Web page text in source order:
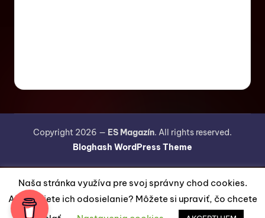
Copyright 2026 — ES Magazín. All rights reserved.
Bloghash WordPress Theme
Naša stránka využíva pre svoj správny chod cookies.
Akceptujete ich odosielanie? Môžete si upraviť, čo chcete